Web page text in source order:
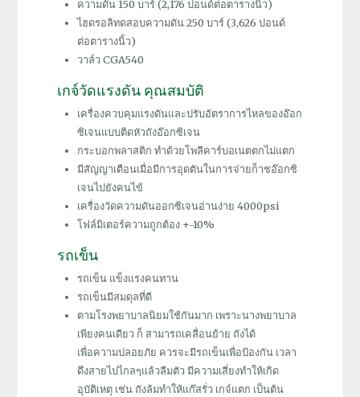
ความดัน 150 บาร์ (2,176 ปอนด์ต่อตารางนิ้ว)
ไฮดรอลิทดสอบความดัน 250 บาร์ (3,626 ปอนด์
ต่อตารางนิ้ว)
วาล์ว CGA540
เกจ์วัดแรงดัน คุณสมบัติ
เครื่องควบคุมแรงดันและปรับอัตราการไหลของอ๊อก
ซิเจนแบบติดหัวถังอ๊อกซิเจน
กระบอกพลาสติก ทำด้วยโพลีคาร์บอเนตตกไม่แตก
มีสัญญาเตือนเมื่อมีการอุดตันในการจ่ายก็าชอ๊อกซิ
เจนไปยังคนไข้
เครื่องวัดความดันออกซิเจนอ่านง่าย 4000psi
โฟล์มิเตอร์ความถูกต้อง +-10%
รถเข็น
รถเข็น แข็งแรงคนทาน
รถเข็นมีสมดุลที่ดี
ตามโรงพยาบาลนิยมใช้กันมาก เพราะนางพยาบาล
เพียงคนเดียว ก็ สามารถเคลื่อนย้าย ถังได้
เพื่อความปลอยภัย ควรจะมีรถเข็นเพื่อป้องกัน เวลา
ดึงสายไปไกลๆแล้วลืมตัว มีความเสี่ยงทำให้เกิด
อุบัติเหตุ เช่น ถังล้มทำให้แก๊สรั่ว เกจ์แตก เป็นต้น